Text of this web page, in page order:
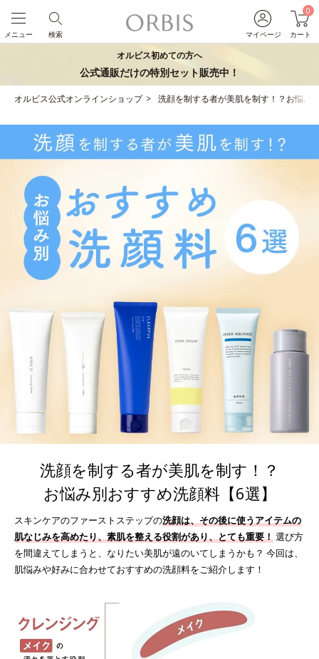
マイページ
0
カート
検索
メニュー
オルビス初めての方へ
公式通販だけの特別セット販売中！
オルビス公式オンラインショップ 洗顔を制する者が美肌を制す！？お悩み
洗顔を制する者が美肌を制す！？
お悩み別おすすめ洗顔料【6選】
スキンケアのファーストステップの洗顔は、その後に使うアイテムの
肌なじみを高めたり、素肌を整える役割があり、とても重要！選び方
を間違えてしまうと、なりたい美肌が遠のいてしまうかも？ 今回は、
肌悩みや好みに合わせておすすめの洗顔料をご紹介します！